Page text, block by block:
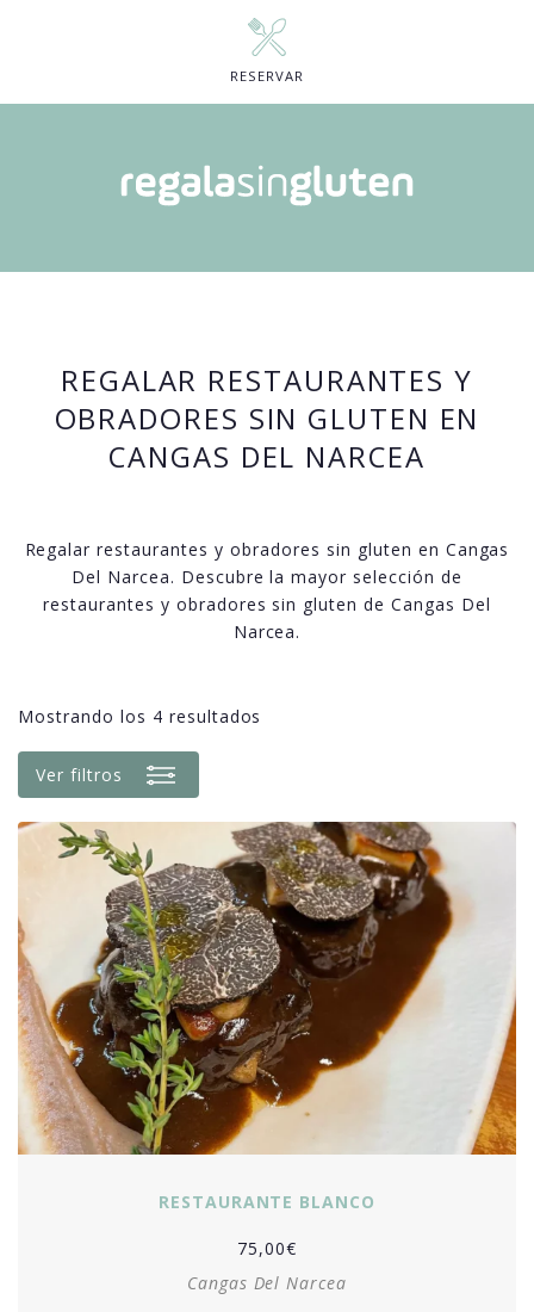
RESERVAR
REGALAR RESTAURANTES Y
OBRADORES SIN GLUTEN EN
CANGAS DEL NARCEA
Regalar restaurantes y obradores sin gluten en Cangas
Del Narcea. Descubre la mayor selección de
restaurantes y obradores sin gluten de Cangas Del
Narcea.
Mostrando los 4 resultados
Ver filtros
RESTAURANTE BLANCO
75,00€
Cangas Del Narcea